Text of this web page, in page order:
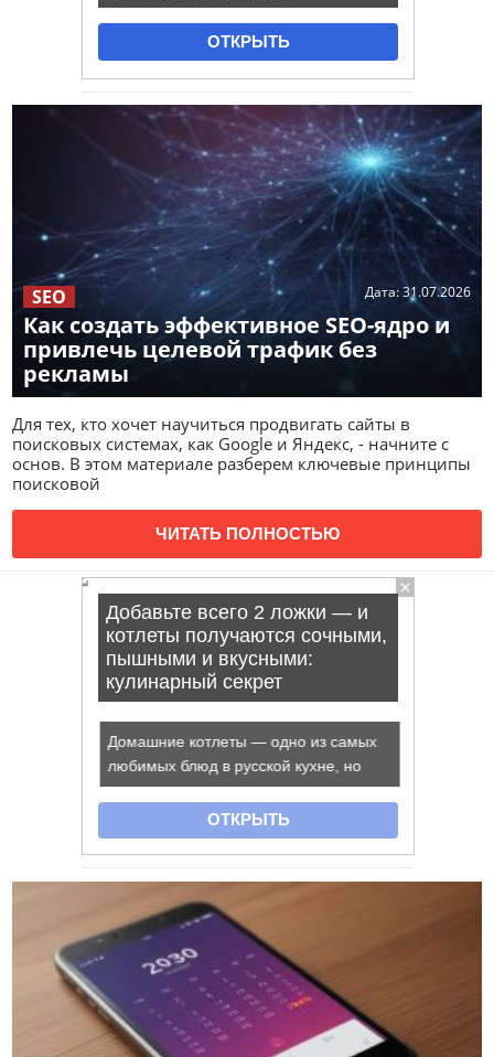
Как создать эффективное SEO-ядро и
привлечь целевой трафик без
рекламы
Дата:31.07.2026
SEO
Для тех, кто хочет научиться продвигать сайты в
поисковых системах, как Google и Яндекс, - начните с
основ. В этом материале разберем ключевые принципы
поисковой
ЧИТАТЬ ПОЛНОСТЬЮ